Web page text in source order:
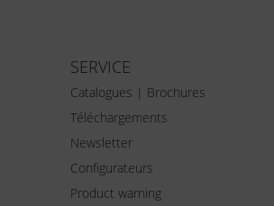
SERVICE
Catalogues | Brochures
Téléchargements
Newsletter
Configurateurs
Product warning